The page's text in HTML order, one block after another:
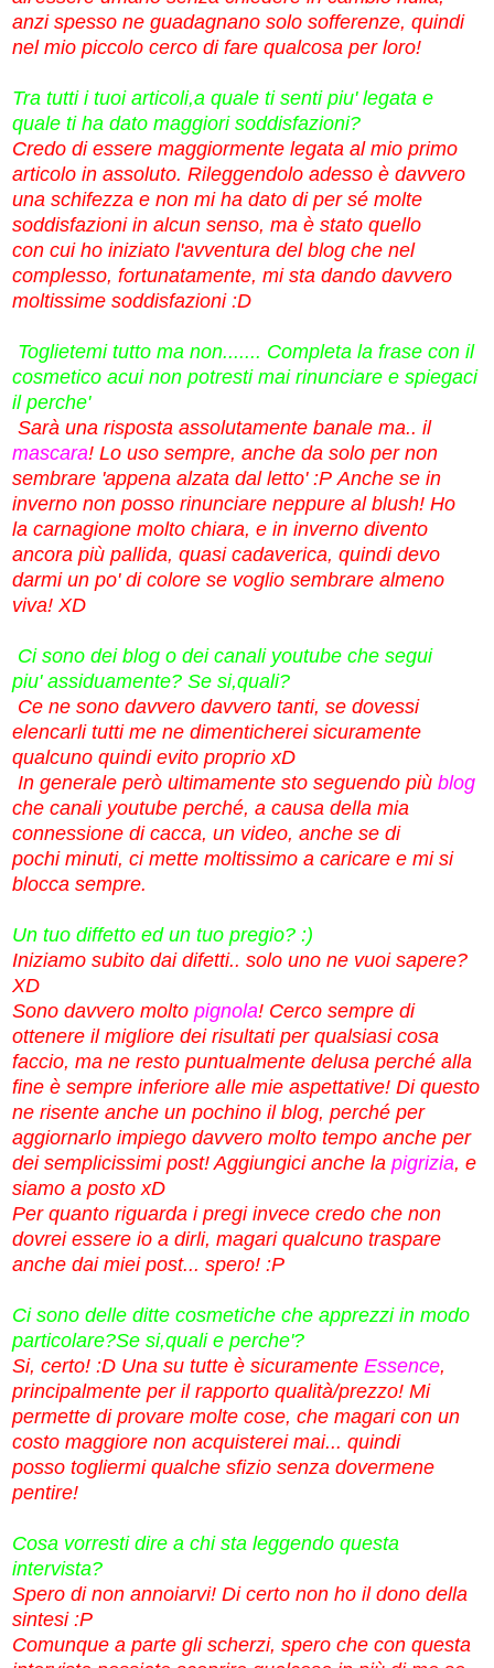
anzi spesso ne guadagnano solo sofferenze, quindi
nel mio piccolo cerco di fare qualcosa per loro!
Tra tutti i tuoi articoli,a quale ti senti piu' legata e
quale ti ha dato maggiori soddisfazioni?
Credo di essere maggiormente legata al mio primo
articolo in assoluto. Rileggendolo adesso è davvero
una schifezza e non mi ha dato di per sé molte
soddisfazioni in alcun senso, ma è stato quello
con cui ho iniziato l'avventura del blog che nel
complesso, fortunatamente, mi sta dando davvero
moltissime soddisfazioni :D
Toglietemi tutto ma non....... Completa la frase con il
cosmetico acui non potresti mai rinunciare e spiegaci
il perche'
Sarà una risposta assolutamente banale ma.. il
mascara! Lo uso sempre, anche da solo per non
sembrare 'appena alzata dal letto' :P Anche se in
inverno non posso rinunciare neppure al blush! Ho
la carnagione molto chiara, e in inverno divento
ancora più pallida, quasi cadaverica, quindi devo
darmi un po' di colore se voglio sembrare almeno
viva! XD
Ci sono dei blog o dei canali youtube che segui
piu' assiduamente? Se si,quali?
Ce ne sono davvero davvero tanti, se dovessi
elencarli tutti me ne dimenticherei sicuramente
qualcuno quindi evito proprio xD
In generale però ultimamente sto seguendo più blog
che canali youtube perché, a causa della mia
connessione di cacca, un video, anche se di
pochi minuti, ci mette moltissimo a caricare e mi si
blocca sempre.
Un tuo diffetto ed un tuo pregio? :)
Iniziamo subito dai difetti.. solo uno ne vuoi sapere?
XD
Sono davvero molto pignola! Cerco sempre di
ottenere il migliore dei risultati per qualsiasi cosa
faccio, ma ne resto puntualmente delusa perché alla
fine è sempre inferiore alle mie aspettative! Di questo
ne risente anche un pochino il blog, perché per
aggiornarlo impiego davvero molto tempo anche per
dei semplicissimi post! Aggiungici anche la pigrizia, e
siamo a posto xD
Per quanto riguarda i pregi invece credo che non
dovrei essere io a dirli, magari qualcuno traspare
anche dai miei post... spero! :P
Ci sono delle ditte cosmetiche che apprezzi in modo
particolare?Se si,quali e perche'?
Si, certo! :D Una su tutte è sicuramente Essence,
principalmente per il rapporto qualità/prezzo! Mi
permette di provare molte cose, che magari con un
costo maggiore non acquisterei mai... quindi
posso togliermi qualche sfizio senza dovermene
pentire!
Cosa vorresti dire a chi sta leggendo questa
intervista?
Spero di non annoiarvi! Di certo non ho il dono della
sintesi :P
Comunque a parte gli scherzi, spero che con questa